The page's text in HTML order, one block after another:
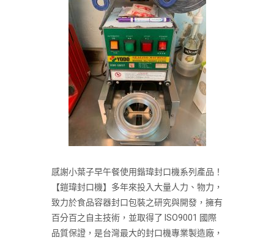
感謝小葉子早午餐使用鍇瑋封口機系列產品！
【鎧瑋封口機】多年來投入大量人力、物力，
致力於食品容器封口包裝之研究與開發，擁有
百分百之自主技術，並取得了 ISO9001 國際
品質保證，是台灣最大的封口機專業製造廠，